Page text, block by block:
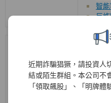
近期詐騙猖獗，請投資人
結或陌生群組。本公司不
「領取飆股」、「明牌體
智
反
投